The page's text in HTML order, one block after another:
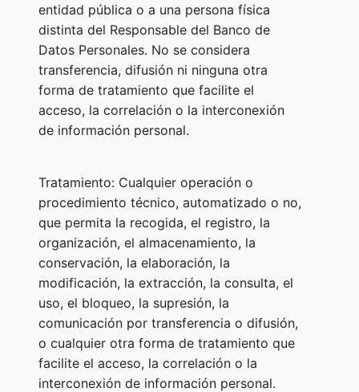
entidad pública o a una persona física
distinta del Responsable del Banco de
Datos Personales. No se considera
transferencia, difusión ni ninguna otra
forma de tratamiento que facilite el
acceso, la correlación o la interconexión
de información personal.
Tratamiento: Cualquier operación o
procedimiento técnico, automatizado o no,
que permita la recogida, el registro, la
organización, el almacenamiento, la
conservación, la elaboración, la
modificación, la extracción, la consulta, el
uso, el bloqueo, la supresión, la
comunicación por transferencia o difusión,
o cualquier otra forma de tratamiento que
facilite el acceso, la correlación o la
interconexión de información personal.